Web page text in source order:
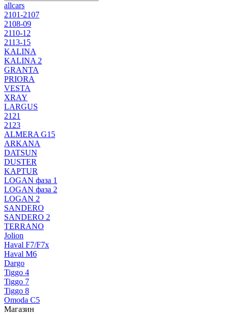
allcars
2101-2107
2108-09
2110-12
2113-15
KALINA
KALINA 2
GRANTA
PRIORA
VESTA
XRAY
LARGUS
2121
2123
ALMERA G15
ARKANA
DATSUN
DUSTER
KAPTUR
LOGAN фаза 1
LOGAN фаза 2
LOGAN 2
SANDERO
SANDERO 2
TERRANO
Jolion
Haval F7/F7x
Haval M6
Dargo
Tiggo 4
Tiggo 7
Tiggo 8
Omoda C5
Магазин